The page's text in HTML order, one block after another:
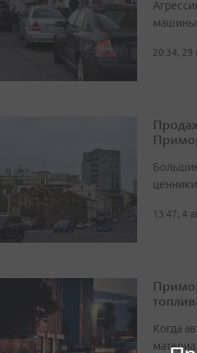
машины
20:34, 29
13:47, 4
Когда